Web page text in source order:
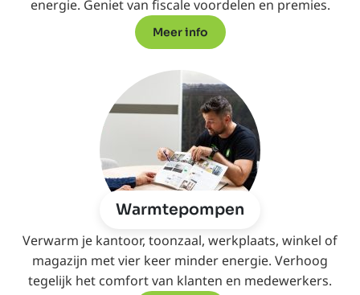
energie. Geniet van fiscale voordelen en premies.
Meer info
Warmtepompen
Verwarm je kantoor, toonzaal, werkplaats, winkel of
magazijn met vier keer minder energie. Verhoog
tegelijk het comfort van klanten en medewerkers.